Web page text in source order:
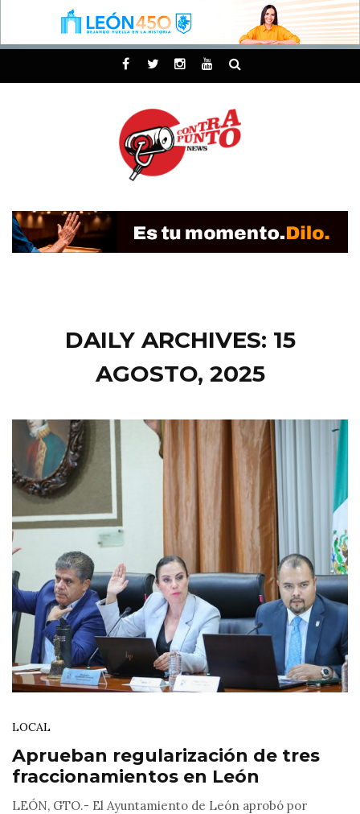
DAILY ARCHIVES: 15
AGOSTO, 2025
LOCAL
Aprueban regularización de tres
fraccionamientos en León
LEÓN, GTO.- El Ayuntamiento de León aprobó por